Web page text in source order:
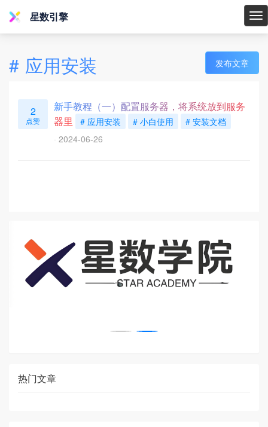
星
引
星数引擎
# 应用安装 发布文章
2
点赞
新手教程（一）配置服务器，将系统放到服务
器里
# 应用安装 # 小白使用
# 安装文档
2024-06-26
热门文章